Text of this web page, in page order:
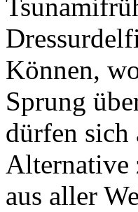
Können,
Sprung
dürfen sich
Alternative
aus aller